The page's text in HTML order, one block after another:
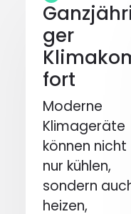
ger
fort
Moderne
Klimageräte
können nicht
nur kühlen,
sondern
heizen,